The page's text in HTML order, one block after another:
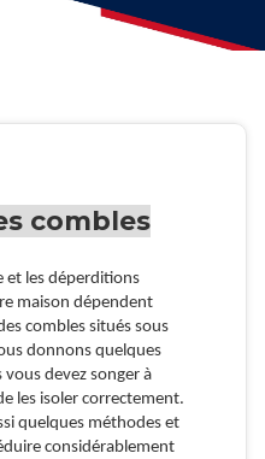
combles
et les déperditions
maison dépendent
combles situés sous
donnons quelques
devez songer à
les isoler correctement.
quelques méthodes et
considérablement